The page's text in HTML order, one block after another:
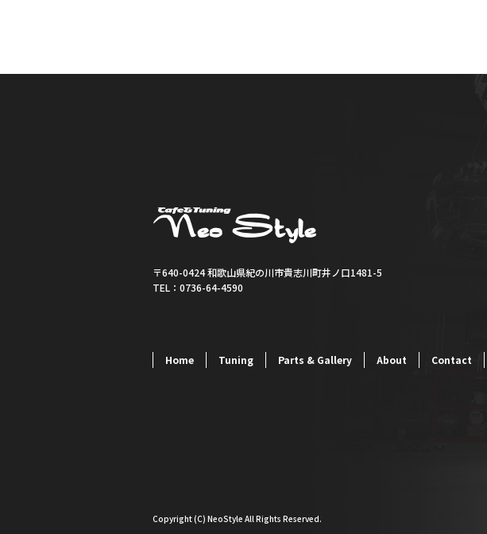
Home Tuning Parts & Gallery About Contact
〒640-0424 和歌山県紀の川市貴志川町井ノ口1481-5
TEL：0736-64-4590
Copyright (C) NeoStyle All Rights Reserved.